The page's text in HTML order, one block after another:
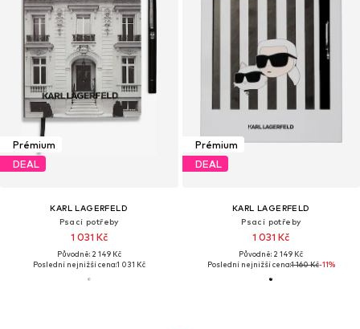
Prémium
DEAL
KARL LAGERFELD
Psací potřeby
1 031 Kč
Původně: 2 149 Kč
Poslední nejnižší cena:1 031 Kč
Prémium
DEAL
KARL LAGERFELD
Psací potřeby
1 031 Kč
Původně: 2 149 Kč
Poslední nejnižší cena:1 160 Kč-11%